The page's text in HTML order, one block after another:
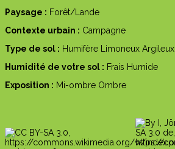
Paysage : Forêt/Lande
Contexte urbain : Campagne
Type de sol : Humifère Limoneux Argileux
Humidité de votre sol : Frais Humide
Exposition : Mi-ombre Ombre